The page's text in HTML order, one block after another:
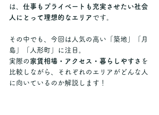
は、 仕事もプライベートも充実させたい社会
人にとって理想的なエリア です。
その中でも、今回は人気の高い「築地」「月
島」「人形町」に注目。
実際の 家賃相場・アクセス・暮らしやすさ を
比較しながら、それぞれのエリアがどんな人
に向いているのか解説します！